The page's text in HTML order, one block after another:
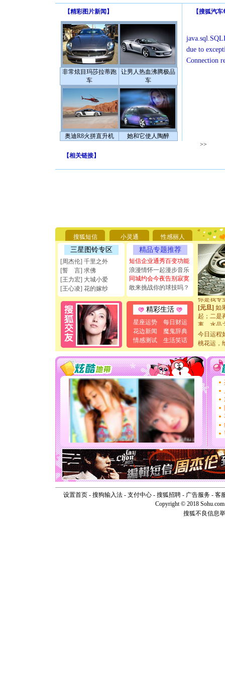
【精彩图片新闻 】
非常炫目玛莎拉蒂跑
车
让男人热血沸腾极品
车
奥迪R8火拼直升机 她和它使人陶醉
【搜狐汽车
due to
Connection
>>
【相关链接】
搜狐短信 小灵通 性感丽人
三星图铃专区
[周杰伦] 千里之外
[誓 言] 求佛
[王力宏] 大城小爱
[王心凌] 花的嫁纱
精品专题推荐
短信企业通秀百变功能
浪漫情怀一起漫步音乐
同城约会今夜告别寂寞
敢来挑战你的球技吗？
精彩生活
星座运势
每日财运
花边新闻
魔鬼辞典
情感测试
生活笑话
[圣诞节]
能正大光
天都要快
[圣诞节]
如意,快
[元旦]看
断电。爱
你是我专
[元旦]如
起；二是
离。水晶
[元旦]当
泣，这痛
卖了。水
[春节]风
颜！冬去
道一声
[春节]传
片叶子
送你一
[圣诞节]
你太多
要平安
[圣诞节]
能正大
天都要快
[圣诞节]
如意,快
[元旦]看
断电。爱
你是我专
[元旦] 如
起；二是
离。水晶
今日运程
桃花运，
设置首页- 搜狗输入法- 支付中心- 搜狐招聘- 广告服务- 客
Copyright © 2018
搜狐不良信息